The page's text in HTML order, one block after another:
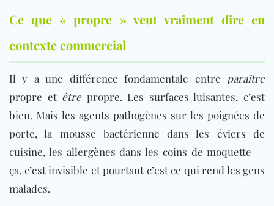
Ce que « propre » veut vraiment dire en
contexte commercial
Il y a une différence fondamentale entre paraître
propre et êtrepropre. Les surfaces luisantes, c’est
bien. Mais les agents pathogènes sur les poignées de
porte, la mousse bactérienne dans les éviers de
cuisine, les allergènes dans les coins de moquette —
ça, c’est invisible et pourtant c’est ce qui rend les gens
malades.